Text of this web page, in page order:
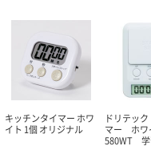
キッチンタイマー ホワ
イト 1個 オリジナル
ドリテッ
マー ホ
580WT